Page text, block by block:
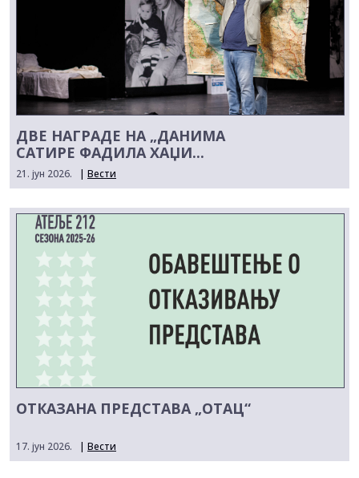
ДВЕ НАГРАДЕ НА „ДАНИМА
САТИРЕ ФАДИЛА ХАЏИ...
21. јун 2026. | Вести
ОТКАЗАНА ПРЕДСТАВА „ОТАЦ“
17. јун 2026. | Вести